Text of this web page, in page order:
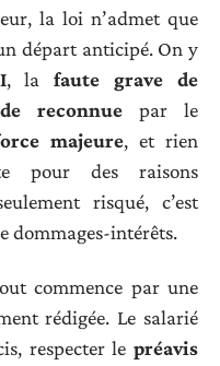
la loi n’admet que
départ anticipé. On y
, lafaute grave de
reconnue par le
majeure, et rien
pour des raisons
risqué, c’est
dommages-intérêts.
commence par une
rédigée. Le salarié
respecter le préavis